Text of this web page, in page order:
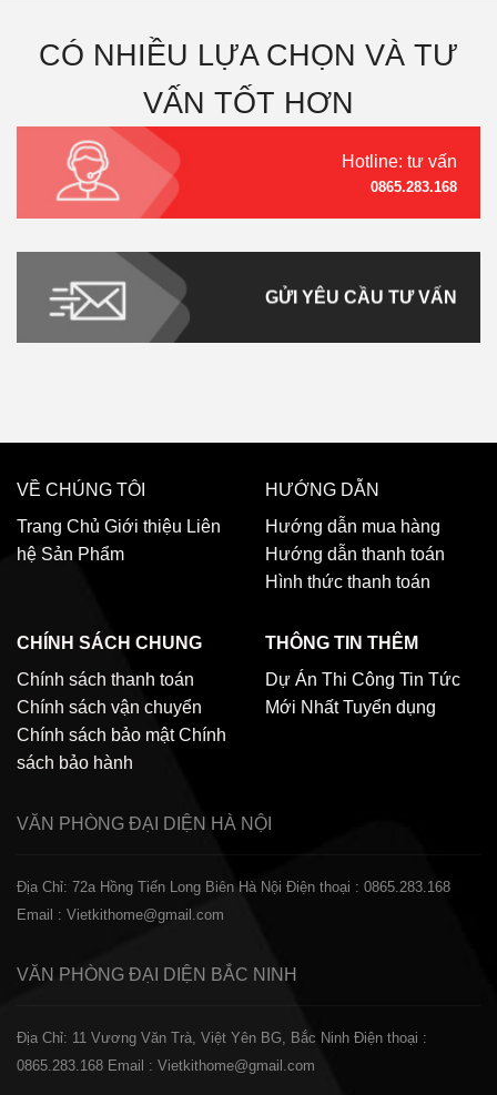
CÓ NHIỀU LỰA CHỌN VÀ TƯ
VẤN TỐT HƠN
Hotline: tư vấn
0865.283.168
GỬI YÊU CẦU TƯ VẤN
VỀ CHÚNG TÔI
Trang Chủ Giới thiệu Liên
hệ Sản Phẩm
HƯỚNG DẪN
Hướng dẫn mua hàng
Hướng dẫn thanh toán
Hình thức thanh toán
CHÍNH SÁCH CHUNG
Chính sách thanh toán
Chính sách vận chuyển
Chính sách bảo mật Chính
sách bảo hành
THÔNG TIN THÊM
Dự Án Thi Công Tin Tức
Mới Nhất Tuyển dụng
VĂN PHÒNG ĐẠI DIỆN HÀ NỘI
Địa Chỉ: 72a Hồng Tiến Long Biên Hà Nội Điện thoại : 0865.283.168
Email : Vietkithome@gmail.com
VĂN PHÒNG ĐẠI DIỆN BẮC NINH
Địa Chỉ: 11 Vương Văn Trà, Việt Yên BG, Bắc Ninh Điện thoại :
0865.283.168 Email : Vietkithome@gmail.com